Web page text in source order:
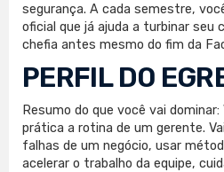
segurança. A cada semestre,
oficial que já ajuda a turbinar seu
chefia antes mesmo do fim da
PERFIL DO
Resumo do que você vai
prática a rotina de um gerente.
falhas de um negócio, usar
acelerar o trabalho da equipe,